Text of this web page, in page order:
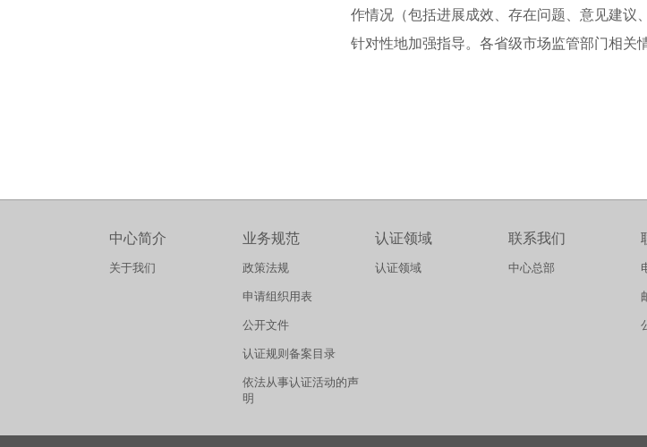
作情况（包括进展成效、存在问题、意见建议
针对性地加强指导。各省级市场监管部门相关
中心简介
关于我们
业务规范
政策法规
申请组织用表
公开文件
认证规则备案目录
依法从事认证活动的声
明
认证领域
认证领域
联系我们
中心总部